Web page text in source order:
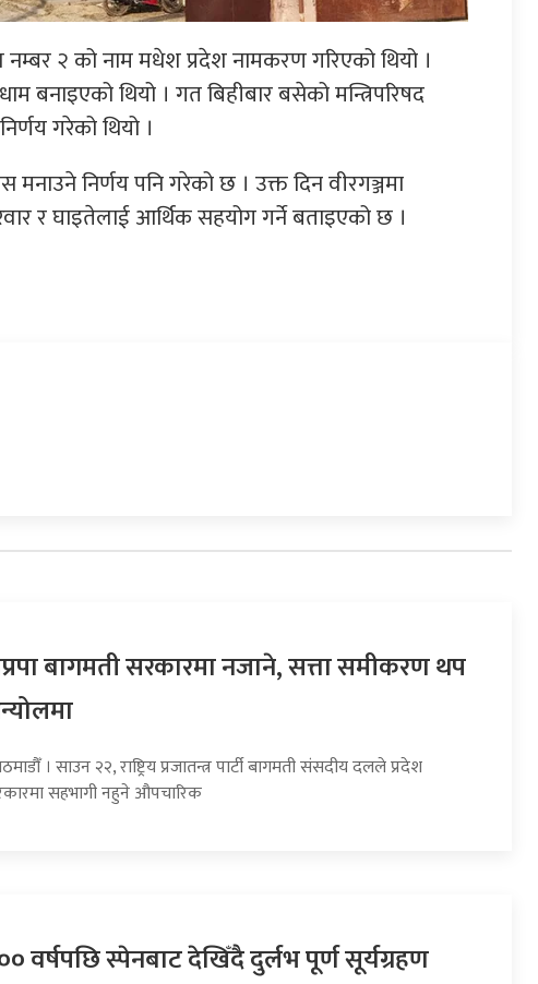
२ को नाम मधेश प्रदेश नामकरण गरिएको थियो ।
बनाइएको थियो । गत बिहीबार बसेको मन्त्रिपरिषद
गरेको थियो ।
निर्णय पनि गरेको छ । उक्त दिन वीरगञ्जमा
र घाइतेलाई आर्थिक सहयोग गर्ने बताइएको छ ।
बागमती सरकारमा नजाने, सत्ता समीकरण थप
। साउन २२, राष्ट्रिय प्रजातन्त्र पार्टी बागमती संसदीय दलले प्रदेश
सहभागी नहुने औपचारिक
वर्षपछि स्पेनबाट देखिँदै दुर्लभ पूर्ण सूर्यग्रहण